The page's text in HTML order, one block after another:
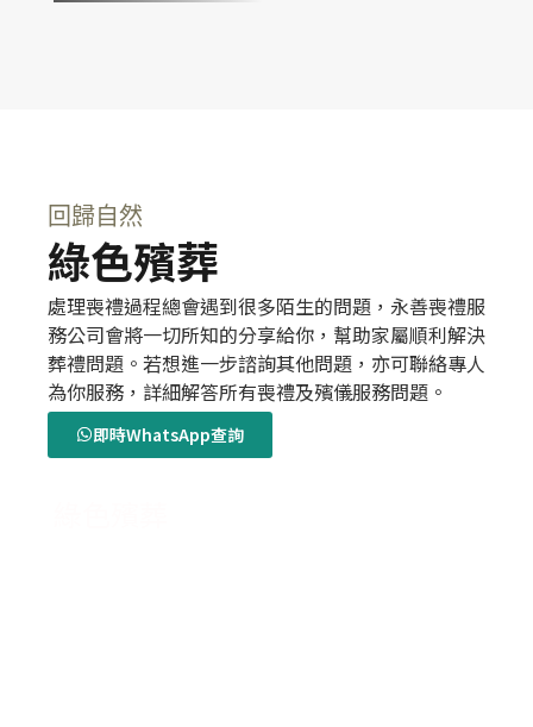
回歸自然
綠色殯葬
處理喪禮過程總會遇到很多陌生的問題，永善喪禮服
務公司會將一切所知的分享給你，幫助家屬順利解決
葬禮問題。若想進一步諮詢其他問題，亦可聯絡專人
為你服務，詳細解答所有喪禮及殯儀服務問題。
即時WhatsApp查詢